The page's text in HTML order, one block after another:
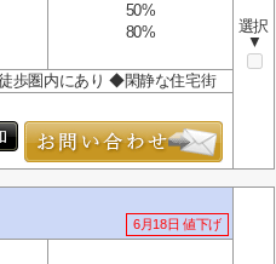
選択
▼
50%
80%
歩圏内にあり ◆閑静な住宅街
6月18日 値下げ